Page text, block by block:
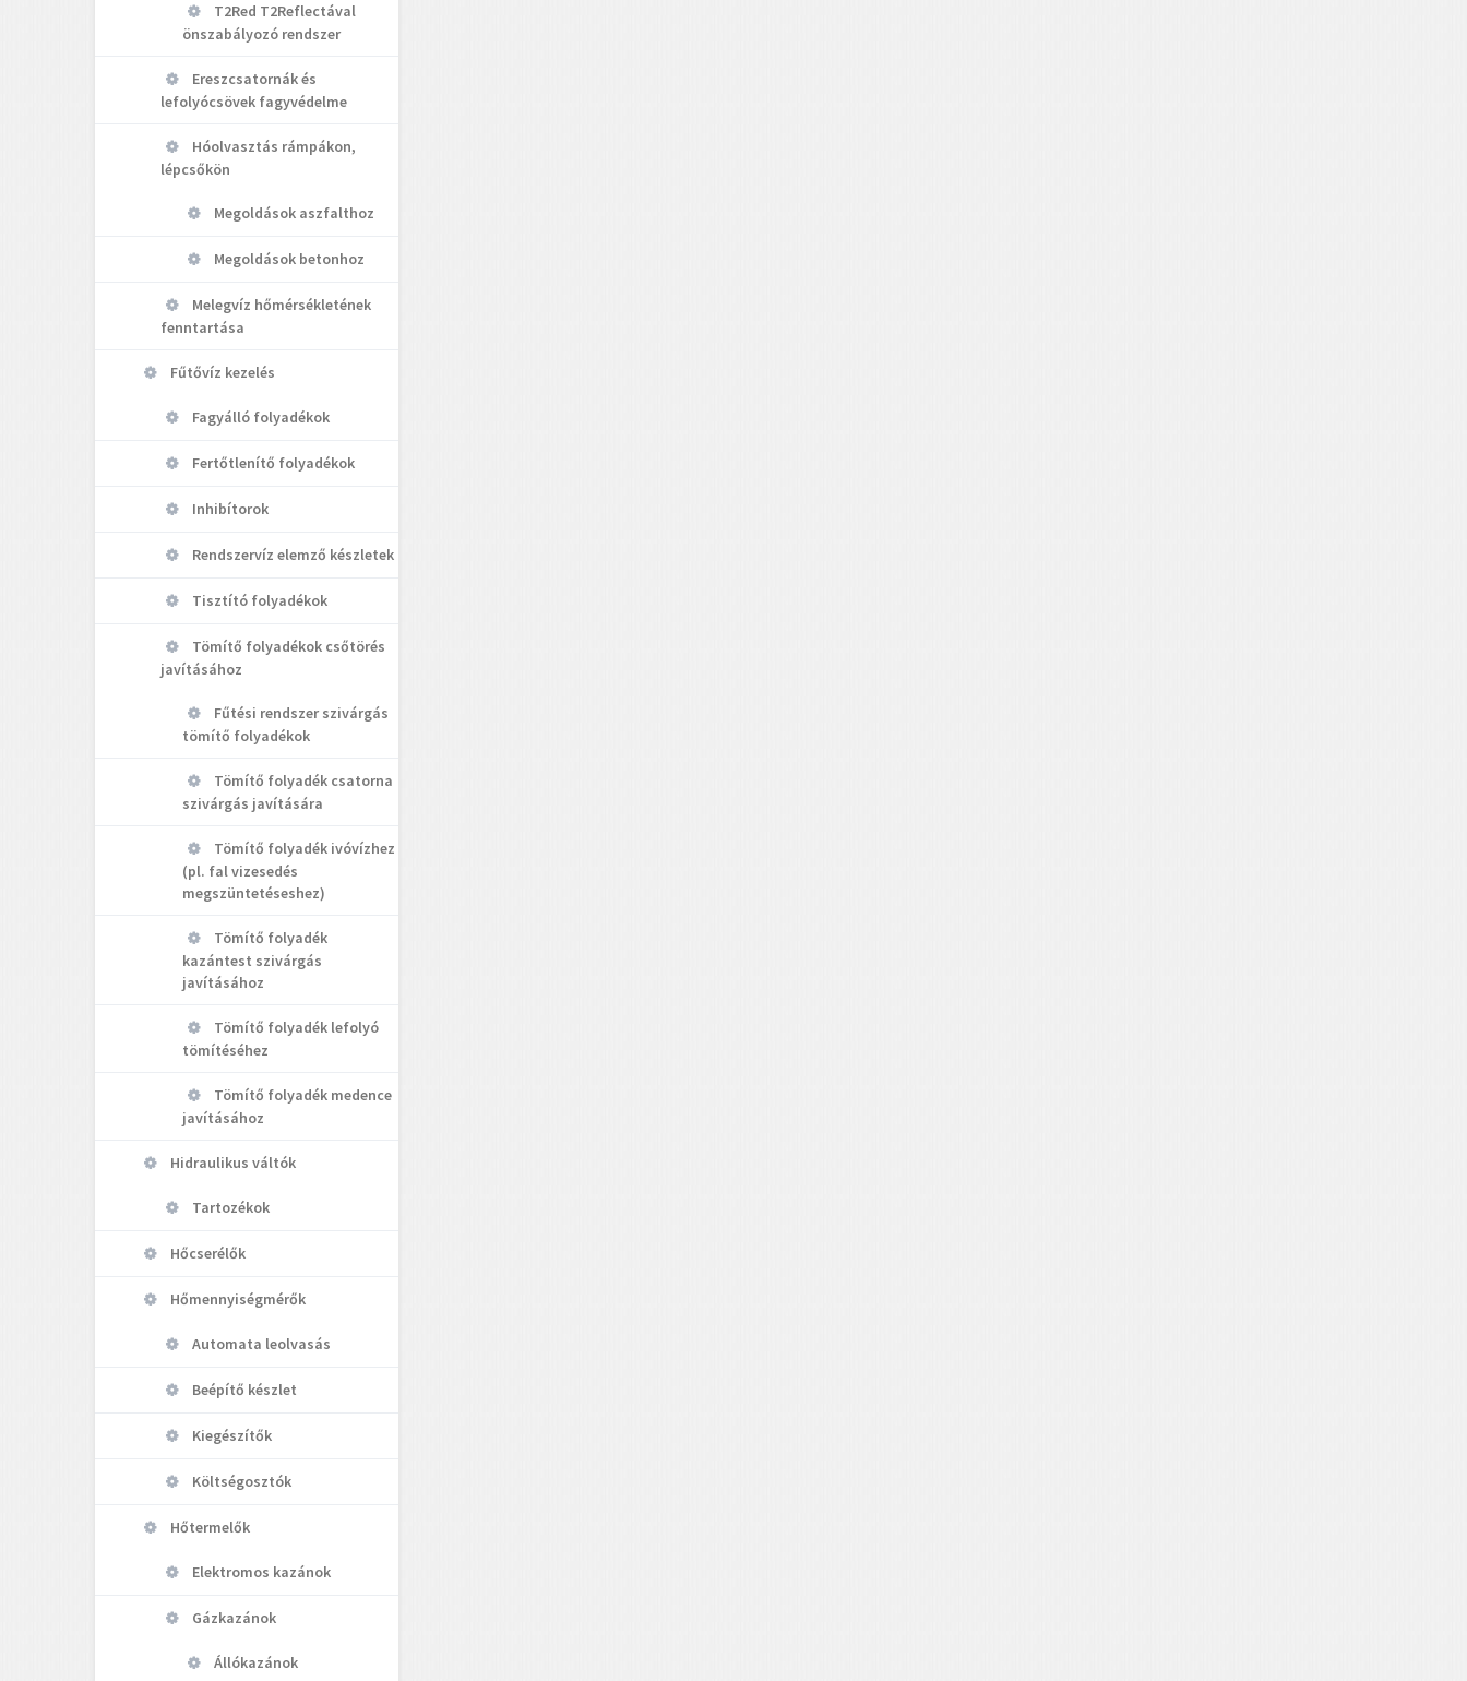
T2Red T2Reflectával
önszabályozó rendszer
Ereszcsatornák és
lefolyócsövek fagyvédelme
Hóolvasztás rámpákon,
lépcsőkön
Megoldások aszfalthoz
Megoldások betonhoz
Melegvíz hőmérsékletének
fenntartása
Fűtővíz kezelés
Fagyálló folyadékok
Fertőtlenítő folyadékok
Inhibítorok
Rendszervíz elemző készletek
Tisztító folyadékok
Tömítő folyadékok csőtörés
javításához
Fűtési rendszer szivárgás
tömítő folyadékok
Tömítő folyadék csatorna
szivárgás javítására
Tömítő folyadék ivóvízhez
(pl. fal vizesedés
megszüntetéseshez)
Tömítő folyadék
kazántest szivárgás
javításához
Tömítő folyadék lefolyó
tömítéséhez
Tömítő folyadék medence
javításához
Hidraulikus váltók
Tartozékok
Hőcserélők
Hőmennyiségmérők
Automata leolvasás
Beépítő készlet
Kiegészítők
Költségosztók
Hőtermelők
Elektromos kazánok
Gázkazánok
Állókazánok